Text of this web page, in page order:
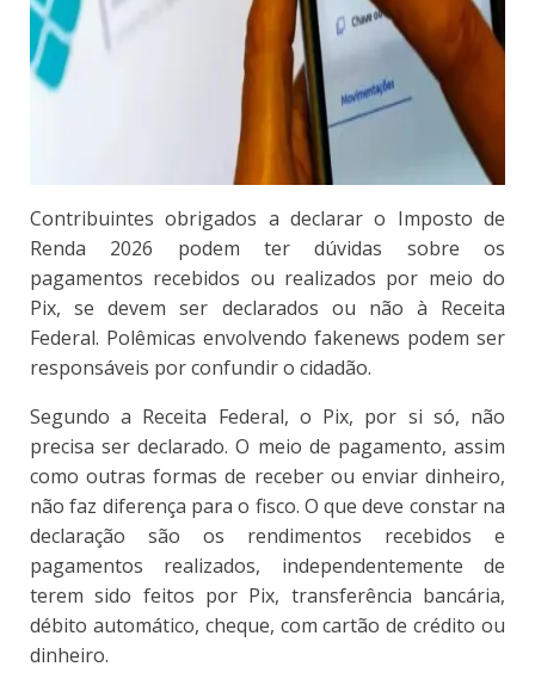
Contribuintes obrigados a declarar o Imposto de
Renda 2026 podem ter dúvidas sobre os
pagamentos recebidos ou realizados por meio do
Pix, se devem ser declarados ou não à Receita
Federal. Polêmicas envolvendo fakenews podem ser
responsáveis por confundir o cidadão.
Segundo a Receita Federal, o Pix, por si só, não
precisa ser declarado. O meio de pagamento, assim
como outras formas de receber ou enviar dinheiro,
não faz diferença para o fisco. O que deve constar na
declaração são os rendimentos recebidos e
pagamentos realizados, independentemente de
terem sido feitos por Pix, transferência bancária,
débito automático, cheque, com cartão de crédito ou
dinheiro.